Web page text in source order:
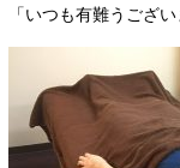
「いつも有難うござい